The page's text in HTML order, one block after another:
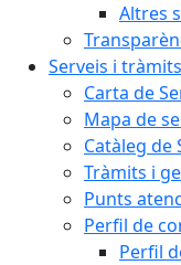
Altres
Serveis i tràmits
Carta de
Mapa de
Catàleg de
Tràmits i
Punts
Perfil de
Perfil